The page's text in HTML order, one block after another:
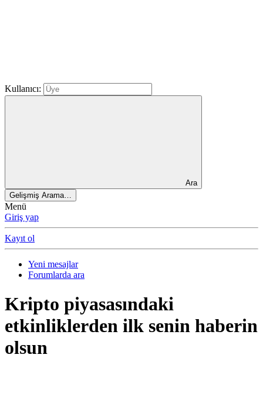
Kullanıcı:
Ara
Gelişmiş Arama…
Menü
Giriş yap
Kayıt ol
Yeni mesajlar
Forumlarda ara
Kripto piyasasındaki
etkinliklerden ilk senin haberin
olsun